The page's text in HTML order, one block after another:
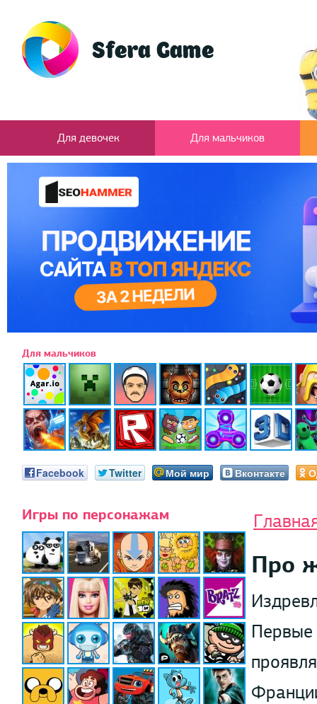
Для девочек Для мальчиков
Для мальчиков
Facebook Twitter Мой мир Вконтакте
Игры по персонажам
Про
Первые